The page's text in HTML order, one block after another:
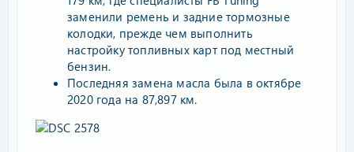
заменили ремень и задние тормозные
колодки, прежде чем выполнить
настройку топливных карт под местный
бензин.
Последняя замена масла была в октябре
2020 года на 87,897 км.